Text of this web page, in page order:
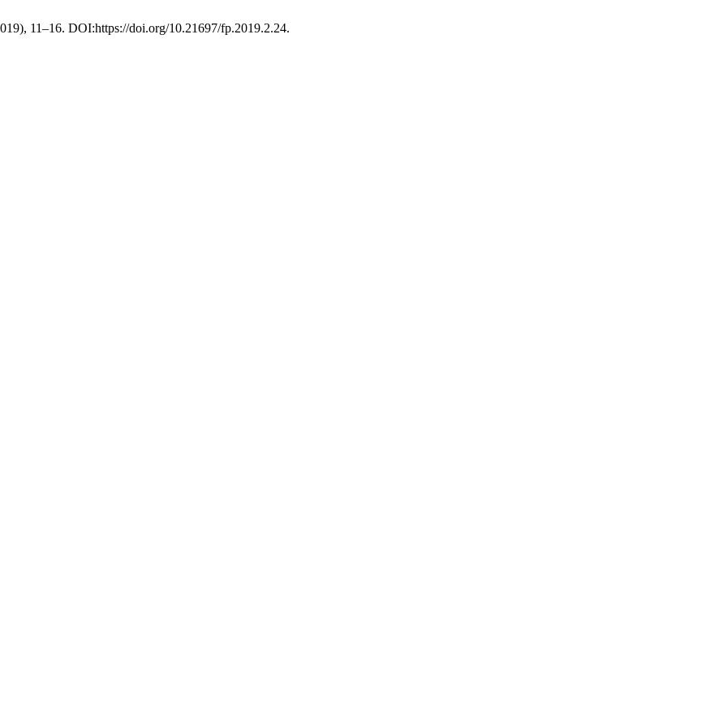
11–16. DOI:https://doi.org/10.21697/fp.2019.2.24.